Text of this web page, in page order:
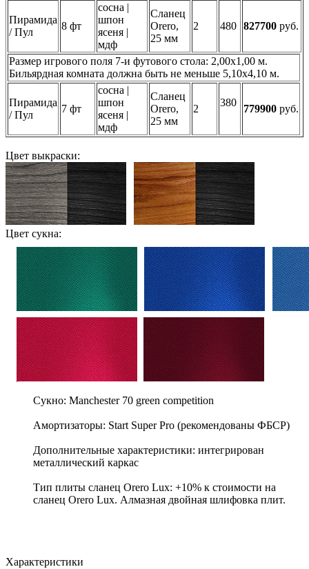
Пирамида
/ Пул
8 фт
сосна |
шпон
ясеня |
мдф
Сланец
Orero,
25 мм
2 480 827700 руб.
Размер игрового поля 7-и футового стола: 2,00х1,00 м.
Бильярдная комната должна быть не меньше 5,10х4,10 м.
Пирамида
/ Пул
7 фт
сосна |
шпон
ясеня |
мдф
Сланец
Orero,
25 мм
2
380
779900 руб.
Цвет выкраски:
Цвет сукна:
Сукно: Manchester 70 green competition
Амортизаторы: Start Super Pro (рекомендованы ФБСР)
Дополнительные характеристики: интегрирован
металлический каркас
Тип плиты сланец Orero Lux: +10% к стоимости на
сланец Orero Lux. Алмазная двойная шлифовка плит.
Характеристики